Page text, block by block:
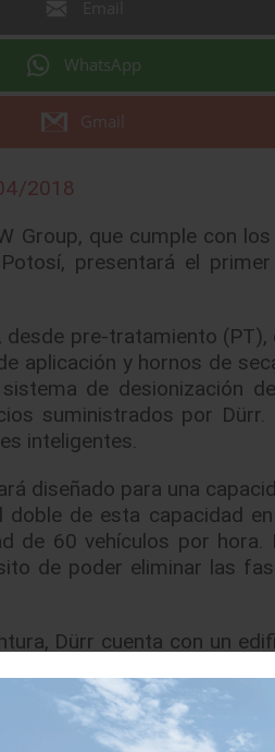
WhatsApp
Gmail
2018
Group, que cumple con
presentará el
pre-tratamiento
aplicación y hornos de
de desionización
suministrados por Dürr.
inteligentes.
diseñado para una
de esta capacidad
de 60 vehículos por
de poder eliminar las
Dürr cuenta con un
de gran altura. Este
la necesidad de